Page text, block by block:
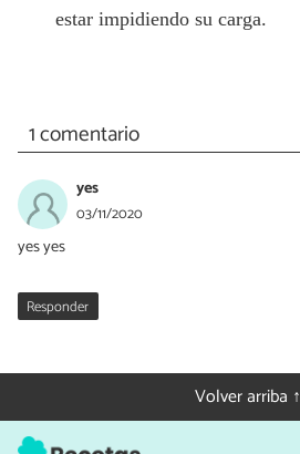
estar impidiendo su carga.
1 comentario
yes
03/11/2020
yes yes
Responder
Volver arriba ↑